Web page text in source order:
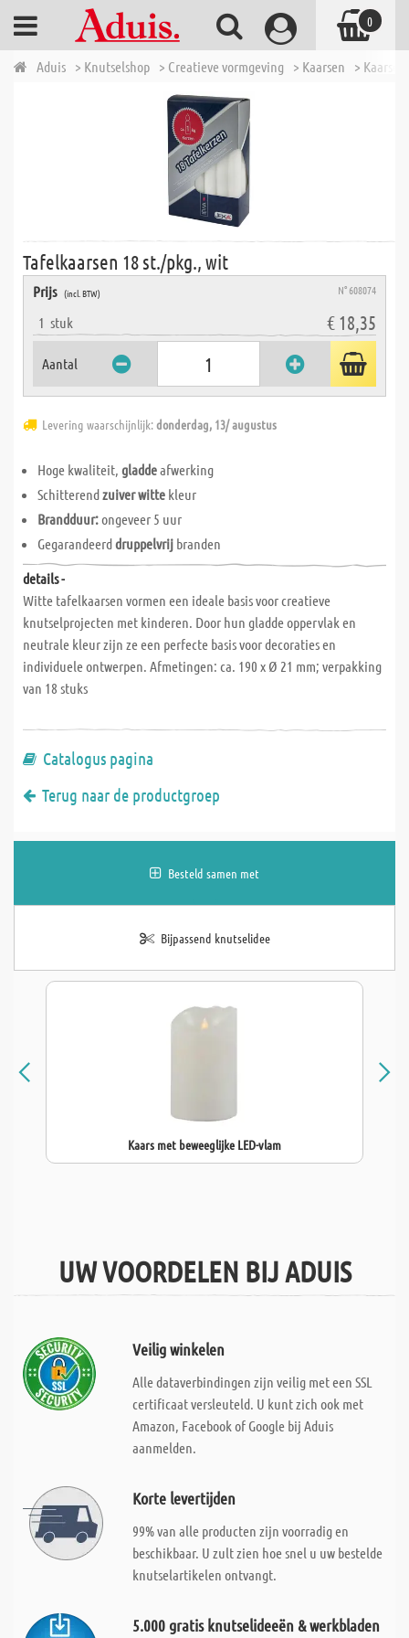
Aduis > Knutselshop > Creatieve vormgeving > Kaarsen >
Tafelkaarsen 18 st./pkg., wit
Prijs (incl. BTW) N° 608074
1 stuk € 18,35
Aantal
Levering waarschijnlijk:donderdag, 13/ augustus
Hoge kwaliteit, gladdeafwerking
Schitterendzuiver witte kleur
Brandduur:ongeveer 5 uur
Gegarandeerddruppelvrij branden
details -
Witte tafelkaarsen vormen een ideale basis voor creatieve
knutselprojecten met kinderen. Door hun gladde oppervlak en
neutrale kleur zijn ze een perfecte basis voor decoraties en
individuele ontwerpen. Afmetingen: ca. 190 x Ø 21 mm; verpakking
van 18 stuks
Catalogus pagina
Terug naar de productgroep
Besteld samen met
Bijpassend knutselidee
Kaars met beweeglijke LED-vlam
UW VOORDELEN BIJ ADUIS
Veilig winkelen
Alle dataverbindingen zijn veilig met een SSL
certificaat versleuteld. U kunt zich ook met
Amazon, Facebook of Google bij Aduis
aanmelden.
Korte levertijden
99% van alle producten zijn voorradig en
beschikbaar. U zult zien hoe snel u uw bestelde
knutselartikelen ontvangt.
5.000 gratis knutselideeën & werkbladen
0